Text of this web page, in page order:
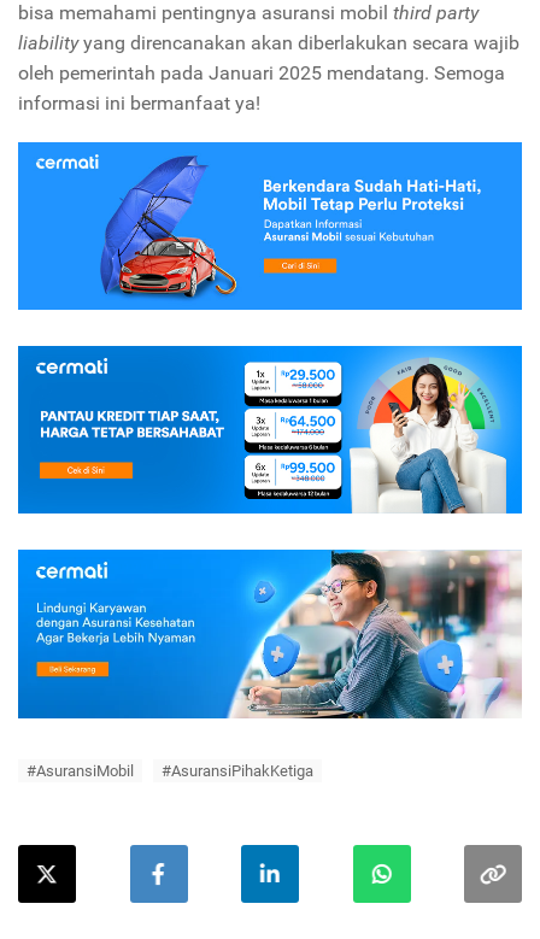
bisa memahami pentingnya asuransi mobil third party
liabilityyang direncanakan akan diberlakukan secara wajib
oleh pemerintah pada Januari 2025 mendatang. Semoga
informasi ini bermanfaat ya!
#AsuransiMobil #AsuransiPihakKetiga